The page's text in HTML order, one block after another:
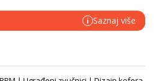
i Saznaj više